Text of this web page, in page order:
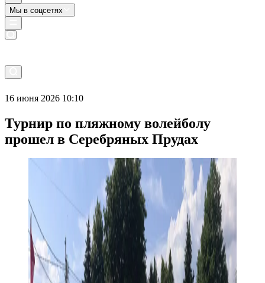
Мы в соцсетях
16 июня 2026 10:10
Турнир по пляжному волейболу
прошел в Серебряных Прудах